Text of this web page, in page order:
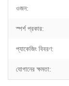
ওজন:
স্পর্শ প্রকার:
প্যাকেজিং বিবরণ:
যোগানের ক্ষমতা: